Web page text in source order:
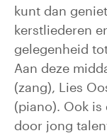
kunt dan
kerstliederen
gelegenheid
Aan deze
(zang), Lies
(piano). Ook
door jong